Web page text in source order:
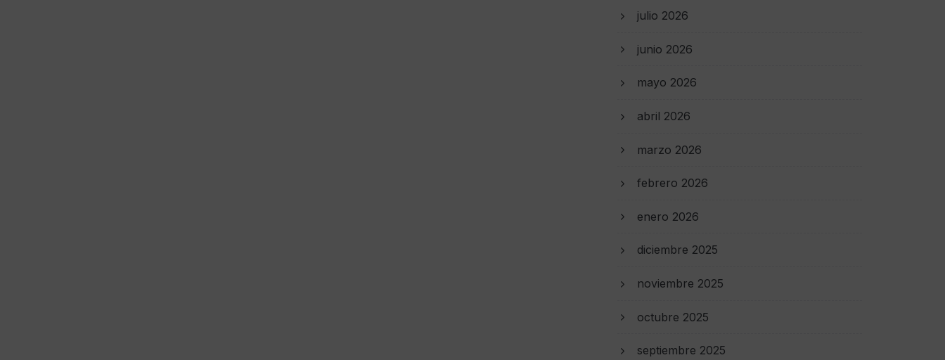
julio 2026
junio 2026
mayo 2026
abril 2026
marzo 2026
febrero 2026
enero 2026
diciembre 2025
noviembre 2025
octubre 2025
septiembre 2025